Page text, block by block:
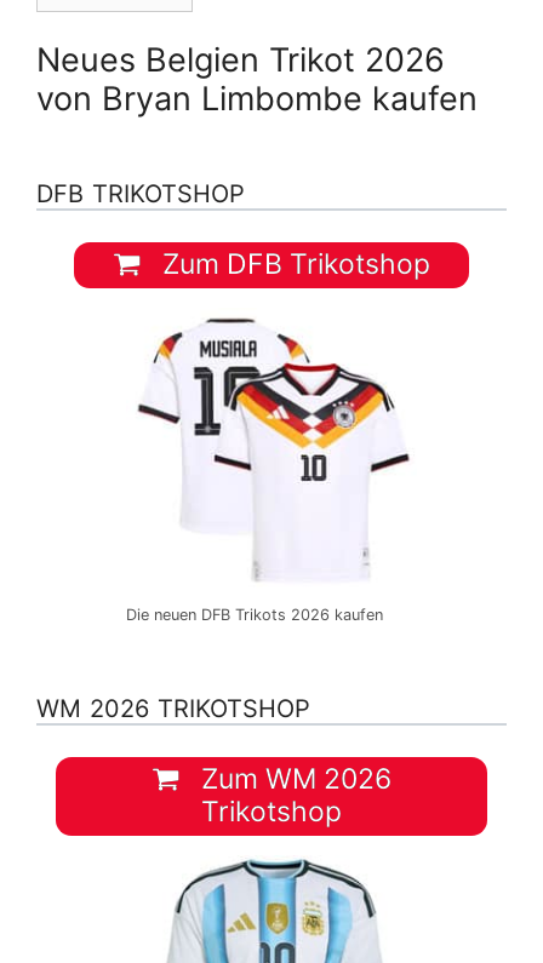
Neues Belgien Trikot 2026
von Bryan Limbombe kaufen
DFB TRIKOTSHOP
Zum DFB Trikotshop
Die neuen DFB Trikots 2026 kaufen
WM 2026 TRIKOTSHOP
Zum WM 2026
Trikotshop